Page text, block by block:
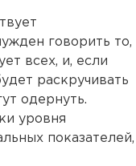
говорить то,
всех, и, если
раскручивать
одернуть.
уровня
показателей,